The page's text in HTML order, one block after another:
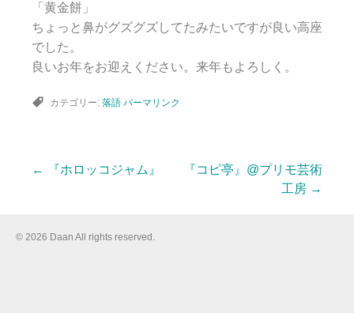
「黄金餅」
ちょっと鼻がグズグズしてたみたいですが良い高座
でした。
良いお年をお迎えください。来年もよろしく。
カテゴリー: 落語 パーマリンク
投
稿
← 『ホロッコジャム』
『コピ亭』@プリモ芸術
工房 →
© 2026 Daan All rights reserved.